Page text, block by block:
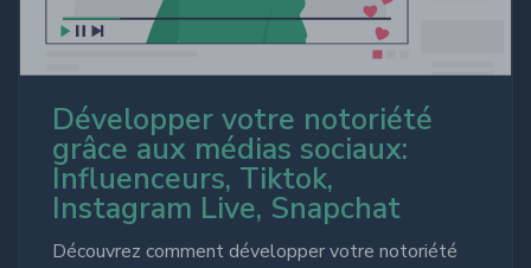
Développer votre notoriété
grâce aux médias sociaux:
Influenceurs, Tiktok,
Instagram Live, Snapchat
Découvrez comment développer votre notoriété